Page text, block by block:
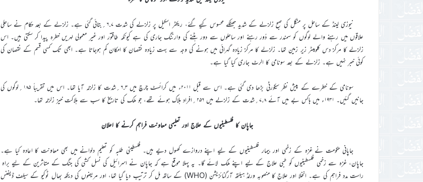
نیوزی لینڈ کے ساحل پر منگل کی صبح زلزلے کے شدید جھٹکے محسوس کیے گئے، ریکٹر اسکیل پر زلزلے کی شدت ۶.۷؍بتائی گئی ہے۔ زلزلے کے بعد حکام نے ساحلی
علاقوں میں رہنے والے لوگوں کو سمندر سے دُور رہنے اور ساحلوں سے دور ہٹنے کی وارننگ جاری کی ہے کیونکہ طاقتور اور غیر معمولی لہریں خطرہ پیدا کر سکتی ہیں۔ اس
زلزلے کا مرکز دس کلومیٹر زیر زمین تھا۔ زلزلے کا مرکز زیادہ گہرائی میں ہونے کی وجہ سے بہت زیادہ نقصان کا امکان کم ہوجاتا ہے۔ ابھی تک کسی قسم کے نقصان کی
کوئی خبر نہیں ہے۔ زلزلے کے بعد سونامی کا الرٹ جاری کیا گیا ہے۔
سونامی کے خطرے کے پیش نظر سیکورٹی بڑھا دی گئی ہے۔ اس سے قبل ۲۰۱۱ء میں کرائسٹ چرچ میں ۶.۳؍شدت کا زلزلہ آیا تھا۔ اس میں تقریباً ۱۸۵؍لوگوں کی
جانیں گئیں۔ ۱۹۳۱ء میں ہاکس بے میں آئے ۷.۸؍شدت کے زلزلے میں ۲۵۶؍افراد ہلاک ہوئے تھے، جو ملک کی تاریخ کا سب سے ہلاکت خیز زلزلہ تھا۔
جاپان کا فلسطینیوں کے علاج اور تعلیمی معاونت فراہم کرنے کا اعلان
جاپانی حکومت نے غزہ کے زخمی اور بیمار فلسطینیوں کے لیے اپنے دروازے کھول دیے ہیں۔ فلسطینی طلبہ کو تعلیم دلوانے میں بھی معاونت کا اعادہ کیا ہے۔
جاپان، غزہ سے زخمی فلسطینیوں کو طبی علاج کے لیے اپنے ملک لائے گا۔ یہ پہلا موقع ہے کہ جاپان نے اسرائیل کی نسل کشی کی جنگ کے متاثرین کے لیے براہ
راست مدد فراہم کی ہے۔ انخلا اور علاج کا منصوبہ ورلڈ ہیلتھ آرگنائزیشن (WHO) کے ساتھ مل کر ترتیب دیا گیا تھا، اور مریضوں کی دیکھ بھال ٹوکیو کے سیلف ڈیفنس